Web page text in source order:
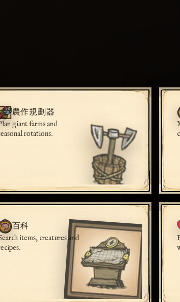
農作規劃器
giant farms and
rotations.
百科
items, creatures and